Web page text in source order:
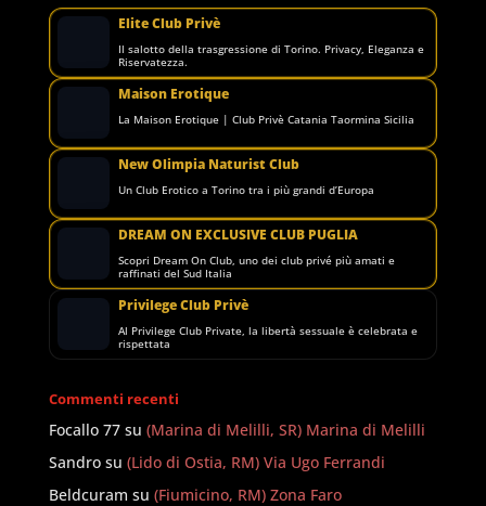
Elite Club Privè
Il salotto della trasgressione di Torino. Privacy, Eleganza e
Riservatezza.
Maison Erotique
La Maison Erotique | Club Privè Catania Taormina Sicilia
New Olimpia Naturist Club
Un Club Erotico a Torino tra i più grandi d’Europa
DREAM ON EXCLUSIVE CLUB PUGLIA
Scopri Dream On Club, uno dei club privé più amati e
raffinati del Sud Italia
Privilege Club Privè
Al Privilege Club Private, la libertà sessuale è celebrata e
rispettata
Commenti recenti
Focallo 77su (Marina di Melilli, SR) Marina di Melilli
Sandrosu (Lido di Ostia, RM) Via Ugo Ferrandi
Beldcuram su (Fiumicino, RM) Zona Faro